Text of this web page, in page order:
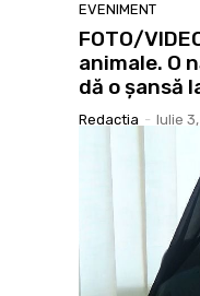
EVENIMENT
FOTO/
animale. O
dă o șansă
Redactia - Iulie